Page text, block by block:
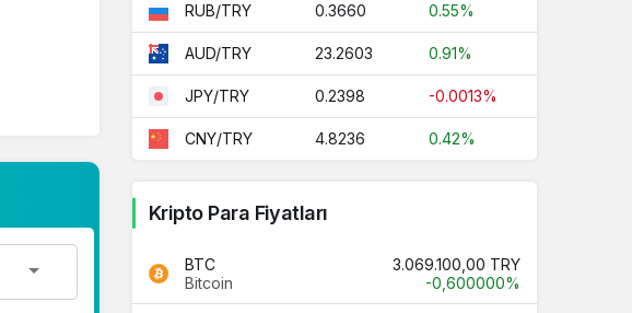
RUB/TRY 0.3660 0.55%
AUD/TRY 23.2603 0.91%
JPY/TRY 0.2398 -0.0013%
CNY/TRY 4.8236 0.42%
Kripto Para Fiyatları
BTC
Bitcoin
3.069.100,00 TRY
-0,600000%